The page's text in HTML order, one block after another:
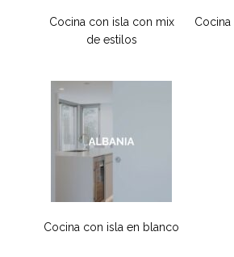
Cocina con isla con mix
de estilos
Cocina con isla en blanco